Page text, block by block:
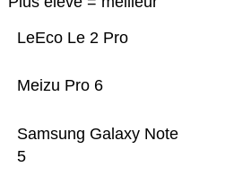
Samsung Galaxy Note
5
Meizu Pro 6
LeEco Le 2 Pro